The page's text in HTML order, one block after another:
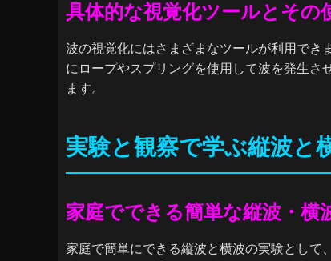
具体的な視覚化ツールとその
波の視覚化にはさまざまなツールが利用でき
にロープやスプリングを使用して波を発生さ
ます。
実験と観察で学ぶ縦波と
家庭でできる簡単な縦波・横
家庭で簡単にできる縦波と横波の実験として